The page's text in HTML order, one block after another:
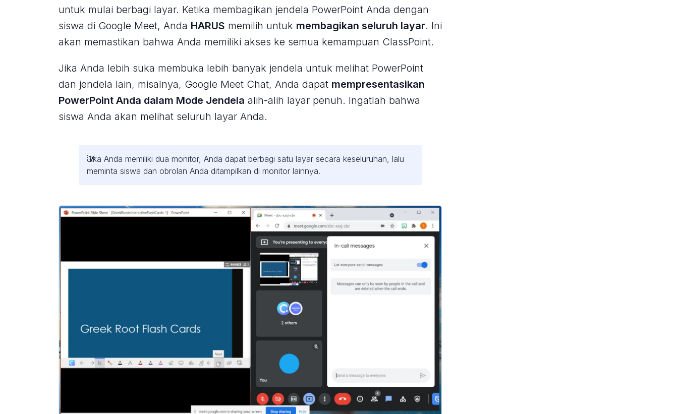
untuk mulai berbagi layar. Ketika membagikan jendela PowerPoint Anda dengan
siswa di Google Meet, Anda HARUS memilih untuk membagikan seluruh layar. Ini
akan memastikan bahwa Anda memiliki akses ke semua kemampuan ClassPoint.
Jika Anda lebih suka membuka lebih banyak jendela untuk melihat PowerPoint
dan jendela lain, misalnya, Google Meet Chat, Anda dapat mempresentasikan
PowerPoint Anda dalam Mode Jendela alih-alih layar penuh. Ingatlah bahwa
siswa Anda akan melihat seluruh layar Anda.
Jika Anda memiliki dua monitor, Anda dapat berbagi satu layar secara keseluruhan, lalu
meminta siswa dan obrolan Anda ditampilkan di monitor lainnya.